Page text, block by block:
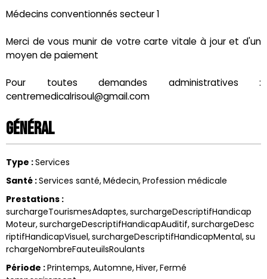
Médecins conventionnés secteur 1
Merci de vous munir de votre carte vitale à jour et d'un
moyen de paiement
Pour toutes demandes administratives :
centremedicalrisoul@gmail.com
Général
Type :Services
Santé :Services santé Médecin Profession médicale
Prestations :
surchargeTourismesAdaptes surchargeDescriptifHandicap
Moteur surchargeDescriptifHandicapAuditif surchargeDesc
riptifHandicapVisuel surchargeDescriptifHandicapMental su
rchargeNombreFauteuilsRoulants
Période :Printemps Automne Hiver Fermé